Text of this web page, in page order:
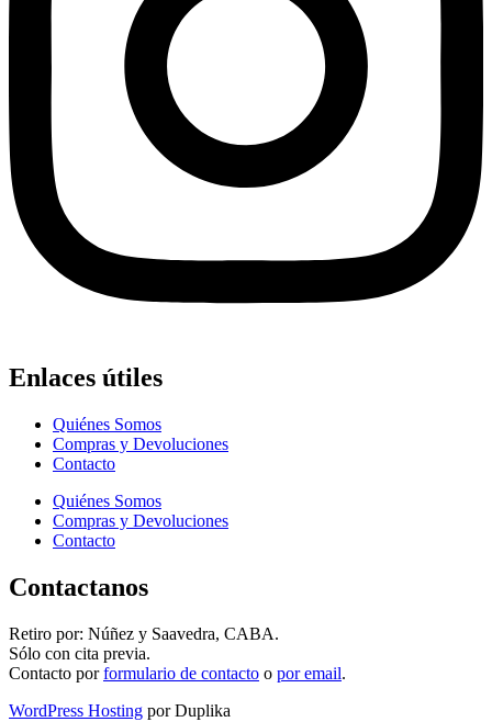
Enlaces útiles
Quiénes Somos
Compras y Devoluciones
Contacto
Quiénes Somos
Compras y Devoluciones
Contacto
Contactanos
Retiro por: Núñez y Saavedra, CABA.
Sólo con cita previa.
Contacto porformulario de contacto o por email.
WordPress Hosting por Duplika